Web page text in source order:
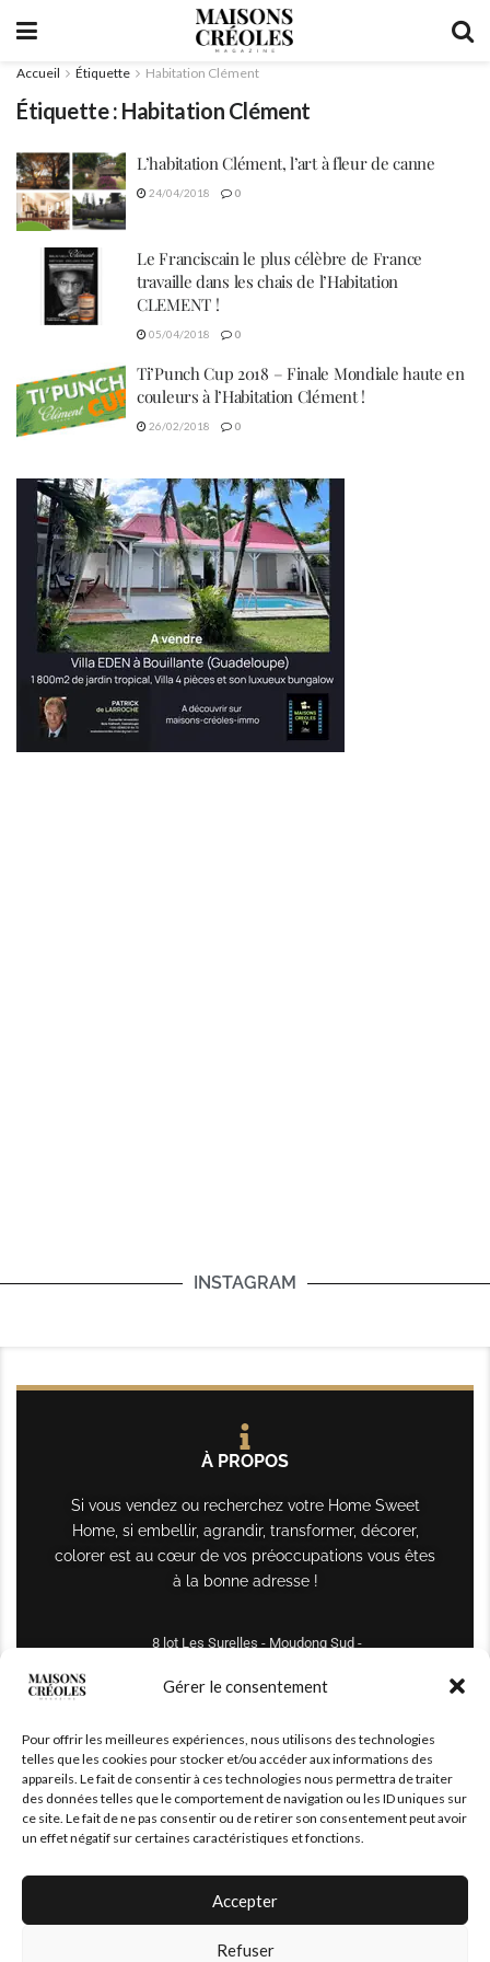
Gérer le consentement
Pour offrir les meilleures expériences, nous utilisons des technologies
telles que les cookies pour stocker et/ou accéder aux informations des
appareils. Le fait de consentir à ces technologies nous permettra de traiter
des données telles que le comportement de navigation ou les ID uniques sur
ce site. Le fait de ne pas consentir ou de retirer son consentement peut avoir
un effet négatif sur certaines caractéristiques et fonctions.
Accepter
Refuser
Accueil Étiquette Habitation Clément
Étiquette : Habitation Clément
L’habitation Clément, l’art à fleur de canne
24/04/2018 0
Le Franciscain le plus célèbre de France
travaille dans les chais de l’Habitation
CLEMENT !
05/04/2018 0
Ti’Punch Cup 2018 – Finale Mondiale haute en
couleurs à l’Habitation Clément !
26/02/2018 0
INSTAGRAM
À PROPOS
Si vous vendez ou recherchez votre Home Sweet
Home, si embellir, agrandir, transformer, décorer,
colorer est au cœur de vos préoccupations vous êtes
à la bonne adresse !
8 lot Les Surelles - Moudong Sud -
maisonscreoles.immo@gmail.com